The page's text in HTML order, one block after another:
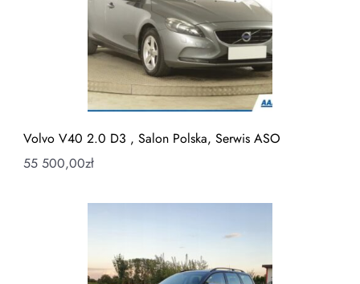
Volvo V40 2.0 D3 , Salon Polska, Serwis ASO
55 500,00zł